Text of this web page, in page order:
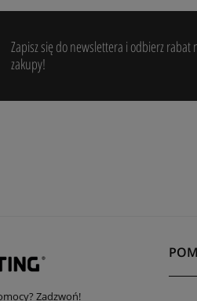
Zapisz się do newslettera i odbierz rabat
zakupy!
Zadzwoń!